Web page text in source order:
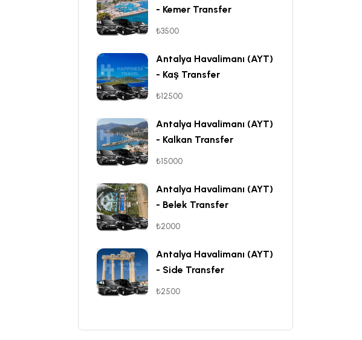
- Kemer Transfer
₺3500
Antalya Havalimanı (AYT)
- Kaş Transfer
₺12500
Antalya Havalimanı (AYT)
- Kalkan Transfer
₺15000
Antalya Havalimanı (AYT)
- Belek Transfer
₺2000
Antalya Havalimanı (AYT)
- Side Transfer
₺2500